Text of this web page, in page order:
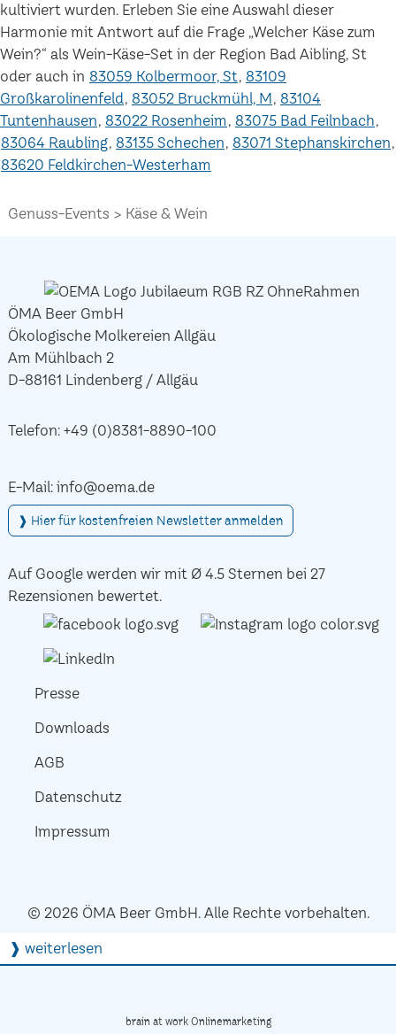
kultiviert wurden. Erleben Sie eine Auswahl dieser
Harmonie mit Antwort auf die Frage „Welcher Käse zum
Wein?“ als Wein-Käse-Set in der Region Bad Aibling, St
oder auch in 83059 Kolbermoor, St 83109
Großkarolinenfeld 83052 Bruckmühl, M 83104
Tuntenhausen 83022 Rosenheim 83075 Bad Feilnbach
83064 Raubling 83135 Schechen 83071 Stephanskirchen
83620 Feldkirchen-Westerham
Genuss-Events Käse & Wein
ÖMA Beer GmbH
Ökologische Molkereien Allgäu
Am Mühlbach 2
D-88161 Lindenberg / Allgäu
Telefon: +49 (0)8381-8890-100
E-Mail: info@oema.de
❱ Hier für kostenfreien Newsletter anmelden
Auf Google werden wir mit Ø 4.5 Sternen bei 27
Rezensionen bewertet.
Presse
Downloads
AGB
Datenschutz
Impressum
© 2026 ÖMA Beer GmbH. Alle Rechte vorbehalten.
❱ weiterlesen
brain at work Onlinemarketing